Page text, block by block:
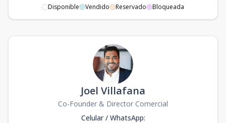
Disponible Vendido Reservado Bloqueada
Joel Villafana
Co-Founder & Director Comercial
Celular / WhatsApp: